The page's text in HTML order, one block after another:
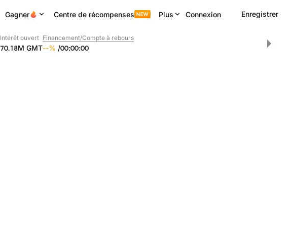
Gagner Centre de récompenses Plus Connexion Enregistrer
Intérêt ouvert
70.18M GMT
Financement/Compte à rebours
--% /00:00:00